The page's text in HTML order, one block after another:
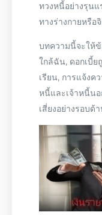
ทวงหนี้อย่างรุน
ทางร่างกายหรือ
บทความนี้จะให้
ใกล้ฉัน, ดอกเบี้
เรียน, การแจ้งค
หนี้และเจ้าหนี้น
เสี่ยงอย่างรอบด้